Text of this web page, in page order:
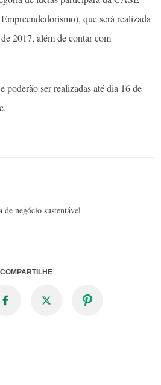
que será realizada
2017, além de contar com
poderão ser realizadas até dia 16 de
de negócio sustentável
COMPARTILHE